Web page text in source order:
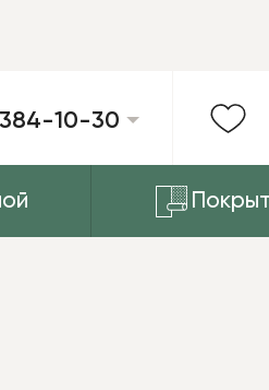
10-30